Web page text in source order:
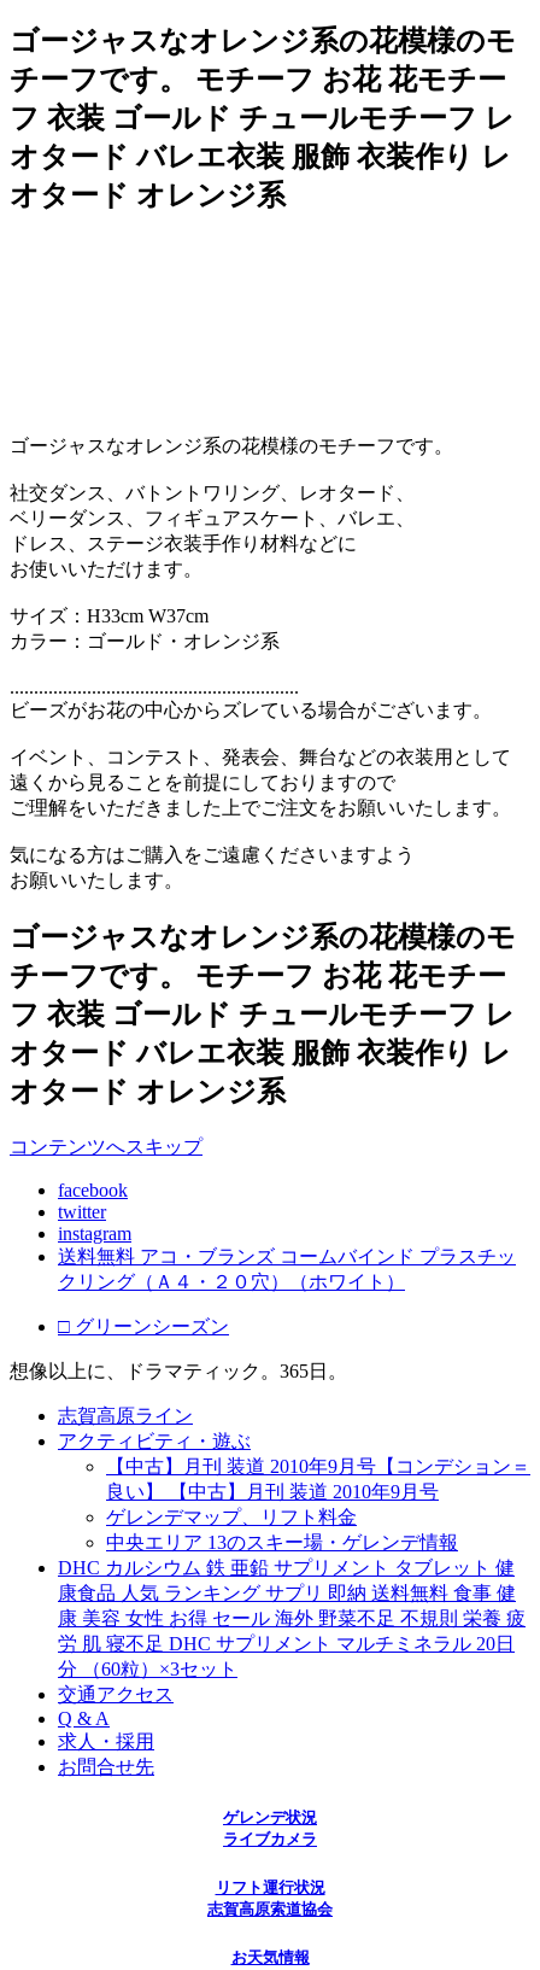
ゴージャスなオレンジ系の花模様のモ
チーフです。 モチーフ お花 花モチー
フ 衣装 ゴールド チュールモチーフ レ
オタード バレエ衣装 服飾 衣装作り レ
オタード オレンジ系
ゴージャスなオレンジ系の花模様のモチーフです。
社交ダンス、バトントワリング、レオタード、
ベリーダンス、フィギュアスケート、バレエ、
ドレス、ステージ衣装手作り材料などに
お使いいただけます。
サイズ：H33cm W37cm
カラー：ゴールド・オレンジ系
............................................................
ビーズがお花の中心からズレている場合がございます。
イベント、コンテスト、発表会、舞台などの衣装用として
遠くから見ることを前提にしておりますので
ご理解をいただきました上でご注文をお願いいたします。
気になる方はご購入をご遠慮くださいますよう
お願いいたします。
ゴージャスなオレンジ系の花模様のモ
チーフです。 モチーフ お花 花モチー
フ 衣装 ゴールド チュールモチーフ レ
オタード バレエ衣装 服飾 衣装作り レ
オタード オレンジ系
コンテンツへスキップ
facebook
twitter
instagram
送料無料 アコ・ブランズ コームバインド プラスチッ
クリング（Ａ４・２０穴）（ホワイト）
□ グリーンシーズン
想像以上に、ドラマティック。365日。
志賀高原ライン
アクティビティ・遊ぶ
【中古】月刊 装道 2010年9月号【コンデション＝
良い】 【中古】月刊 装道 2010年9月号
ゲレンデマップ、リフト料金
中央エリア 13のスキー場・ゲレンデ情報
DHC カルシウム 鉄 亜鉛 サプリメント タブレット 健
康食品 人気 ランキング サプリ 即納 送料無料 食事 健
康 美容 女性 お得 セール 海外 野菜不足 不規則 栄養 疲
労 肌 寝不足 DHC サプリメント マルチミネラル 20日
分 （60粒）×3セット
交通アクセス
Q & A
求人・採用
お問合せ先
ゲレンデ状況
ライブカメラ
リフト運行状況
志賀高原索道協会
お天気情報